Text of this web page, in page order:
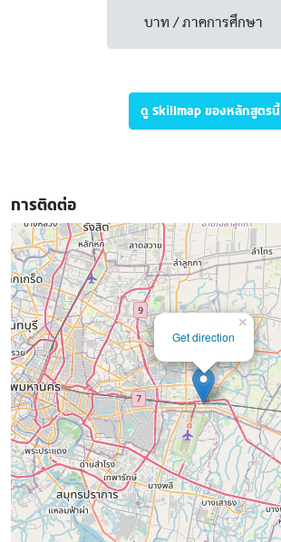
บาท / ภาคการศึกษา
ดู Skillmap ของหลักสูตรนี้
การติดต่อ
Get direction
×